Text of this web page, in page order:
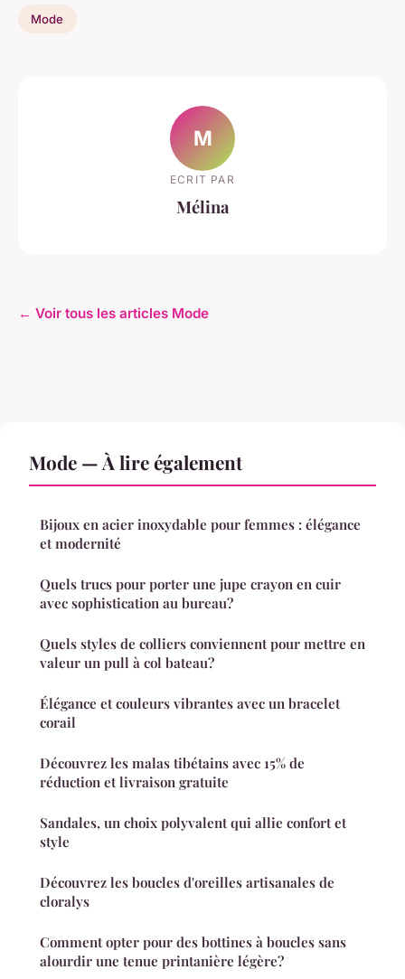
Mode
M
ECRIT PAR
Mélina
← Voir tous les articles Mode
Mode — À lire également
Bijoux en acier inoxydable pour femmes : élégance
et modernité
Quels trucs pour porter une jupe crayon en cuir
avec sophistication au bureau?
Quels styles de colliers conviennent pour mettre en
valeur un pull à col bateau?
Élégance et couleurs vibrantes avec un bracelet
corail
Découvrez les malas tibétains avec 15% de
réduction et livraison gratuite
Sandales, un choix polyvalent qui allie confort et
style
Découvrez les boucles d'oreilles artisanales de
cloralys
Comment opter pour des bottines à boucles sans
alourdir une tenue printanière légère?